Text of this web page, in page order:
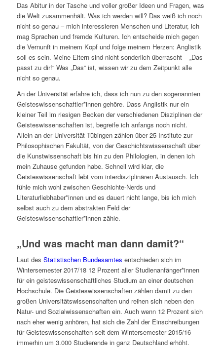
Das Abitur in der Tasche und voller großer Ideen und Fragen, was
die Welt zusammenhält. Was ich werden will? Das weiß ich noch
nicht so genau – mich interessieren Menschen und Literatur, ich
mag Sprachen und fremde Kulturen. Ich entscheide mich gegen
die Vernunft in meinem Kopf und folge meinem Herzen: Anglistik
soll es sein. Meine Eltern sind nicht sonderlich überrascht – „Das
passt zu dir!“ Was „Das“ ist, wissen wir zu dem Zeitpunkt alle
nicht so genau.
An der Universität erfahre ich, dass ich nun zu den sogenannten
Geisteswissenschaftler*innen gehöre. Dass Anglistik nur ein
kleiner Teil im riesigen Becken der verschiedenen Disziplinen der
Geisteswissenschaften ist, begreife ich anfangs noch nicht.
Allein an der Universität Tübingen zählen über 25 Institute zur
Philosophischen Fakultät, von der Geschichtswissenschaft über
die Kunstwissenschaft bis hin zu den Philologien, in denen ich
mein Zuhause gefunden habe. Schnell wird klar, die
Geisteswissenschaft lebt vom interdisziplinären Austausch. Ich
fühle mich wohl zwischen Geschichte-Nerds und
Literaturliebhaber*innen und es dauert nicht lange, bis ich mich
selbst auch zu dem abstrakten Feld der
Geisteswissenschaftler*innen zähle.
„Und was macht man dann damit?“
Laut des Statistischen Bundesamtes entschieden sich im
Wintersemester 2017/18 12 Prozent aller Studienanfänger*innen
für ein geisteswissenschaftliches Studium an einer deutschen
Hochschule. Die Geisteswissenschaften zählen damit zu den
großen Universitätswissenschaften und reihen sich neben den
Natur- und Sozialwissenschaften ein. Auch wenn 12 Prozent sich
nach eher wenig anhören, hat sich die Zahl der Einschreibungen
für Geisteswissenschaften seit dem Wintersemester 2015/16
immerhin um 3.000 Studierende in ganz Deutschland erhöht.